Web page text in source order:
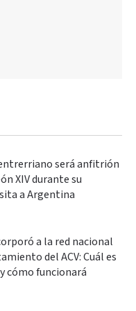
será anfitrión
XIV durante su
a Argentina
a la red nacional
del ACV: Cuál es
cómo funcionará